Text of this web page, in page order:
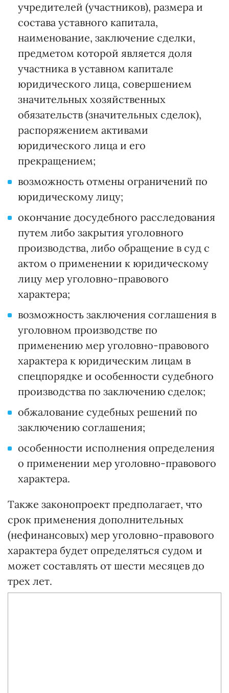
учредителей (участников), размера и
состава уставного капитала,
наименование, заключение сделки,
предметом которой является доля
участника в уставном капитале
юридического лица, совершением
значительных хозяйственных
обязательств (значительных сделок),
распоряжением активами
юридического лица и его
прекращением;
возможность отмены ограничений по
юридическому лицу;
окончание досудебного расследования
путем либо закрытия уголовного
производства, либо обращение в суд с
актом о применении к юридическому
лицу мер уголовно-правового
характера;
возможность заключения соглашения в
уголовном производстве по
применению мер уголовно-правового
характера к юридическим лицам в
спецпорядке и особенности судебного
производства по заключению сделок;
обжалование судебных решений по
заключению соглашения;
особенности исполнения определения
о применении мер уголовно-правового
характера.
Также законопроект предполагает, что
срок применения дополнительных
(нефинансовых) мер уголовно-правового
характера будет определяться судом и
может составлять от шести месяцев до
трех лет.